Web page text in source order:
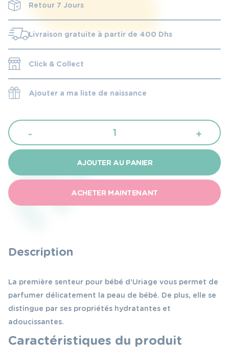
Retour 7 Jours
Livraison gratuite à partir de 400 Dhs
Click & Collect
Ajouter a ma liste de naissance
-
quantité
de
Uriage
Ma
première
senteur
+
AJOUTER AU PANIER
ACHETER MAINTENANT
Description
La première senteur pour bébé d’Uriage vous permet de
parfumer délicatement la peau de bébé. De plus, elle se
distingue par ses propriétés hydratantes et
adoucissantes.
Caractéristiques du produit